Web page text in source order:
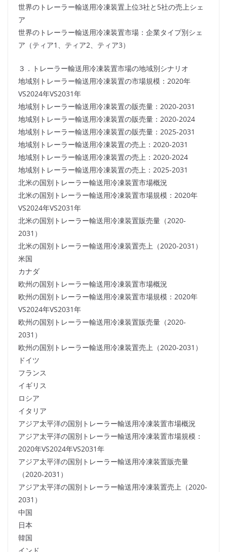
世界のトレーラー輸送用冷凍装置上位3社と5社の売上シェ
ア
世界のトレーラー輸送用冷凍装置市場：企業タイプ別シェ
ア（ティア1、ティア2、ティア3）
３．トレーラー輸送用冷凍装置市場の地域別シナリオ
地域別トレーラー輸送用冷凍装置の市場規模：2020年
VS2024年VS2031年
地域別トレーラー輸送用冷凍装置の販売量：2020-2031
地域別トレーラー輸送用冷凍装置の販売量：2020-2024
地域別トレーラー輸送用冷凍装置の販売量：2025-2031
地域別トレーラー輸送用冷凍装置の売上：2020-2031
地域別トレーラー輸送用冷凍装置の売上：2020-2024
地域別トレーラー輸送用冷凍装置の売上：2025-2031
北米の国別トレーラー輸送用冷凍装置市場概況
北米の国別トレーラー輸送用冷凍装置市場規模：2020年
VS2024年VS2031年
北米の国別トレーラー輸送用冷凍装置販売量（2020-
2031）
北米の国別トレーラー輸送用冷凍装置売上（2020-2031）
米国
カナダ
欧州の国別トレーラー輸送用冷凍装置市場概況
欧州の国別トレーラー輸送用冷凍装置市場規模：2020年
VS2024年VS2031年
欧州の国別トレーラー輸送用冷凍装置販売量（2020-
2031）
欧州の国別トレーラー輸送用冷凍装置売上（2020-2031）
ドイツ
フランス
イギリス
ロシア
イタリア
アジア太平洋の国別トレーラー輸送用冷凍装置市場概況
アジア太平洋の国別トレーラー輸送用冷凍装置市場規模：
2020年VS2024年VS2031年
アジア太平洋の国別トレーラー輸送用冷凍装置販売量
（2020-2031）
アジア太平洋の国別トレーラー輸送用冷凍装置売上（2020-
2031）
中国
日本
韓国